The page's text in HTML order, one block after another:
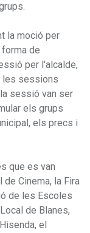
la moció per
de
per l'alcalde,
les sessions
sessió van ser
els grups
els precs i
que es van
Cinema, la Fira
de les Escoles
de Blanes,
el